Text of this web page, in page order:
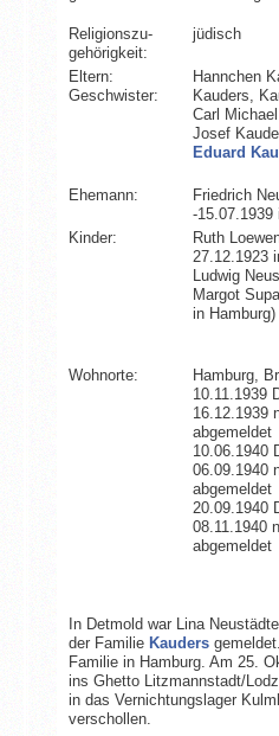
Religionszu­
gehörigkeit:
jüdisch
Eltern:
Geschwister:
Hannchen
Kauders,
Carl
Josef
Eduard
Ehemann:
Friedrich
-15.07.1939
Kinder:
Ruth
27.12.1923
Ludwig
Margot
in Hamburg)
Wohnorte:
Hamburg,
10.11.1939
16.12.1939
abgemeldet
10.06.1940
06.09.1940
abgemeldet
20.09.1940
08.11.1940
abgemeldet
In Detmold war Lina
der Familie Kauders
Familie in Hamburg. Am 25.
ins Ghetto Litzmannstadt/
in das Vernichtungslager
verschollen.